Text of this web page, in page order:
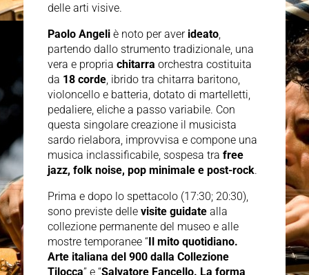
delle arti visive.
Paolo Angeliè noto per aver ideato,
partendo dallo strumento tradizionale, una
vera e propria chitarra orchestra costituita
da 18 corde, ibrido tra chitarra baritono,
violoncello e batteria, dotato di martelletti,
pedaliere, eliche a passo variabile. Con
questa singolare creazione il musicista
sardo rielabora, improvvisa e compone una
musica inclassificabile, sospesa tra free
jazz, folk noise, pop minimale e post-rock.
Prima e dopo lo spettacolo (17:30; 20:30),
sono previste delle visite guidatealla
collezione permanente del museo e alle
mostre temporanee “Il mito quotidiano.
Arte italiana del 900 dalla Collezione
Tilocca” e “Salvatore Fancello. La forma